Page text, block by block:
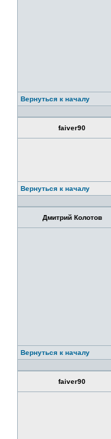
Вернуться к началу
faiver90
Вернуться к началу
Дмитрий Колотов
Вернуться к началу
faiver90